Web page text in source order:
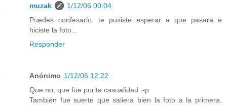
muzak
1/12/06 00:04
Puedes confesarlo: te pusiste esperar a que pasara e
hiciste la foto...
Responder
Anónimo 1/12/06 12:22
Que no, que fue purita casualidad :-p
También fue suerte que saliera bien la foto a la primera.